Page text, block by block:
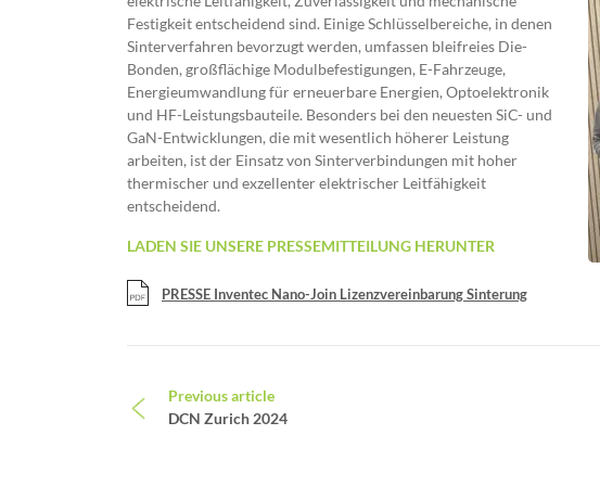
Festigkeit entscheidend sind. Einige Schlüsselbereiche, in denen
Sinterverfahren bevorzugt werden, umfassen bleifreies Die-
Bonden, großflächige Modulbefestigungen, E-Fahrzeuge,
Energieumwandlung für erneuerbare Energien, Optoelektronik
und HF-Leistungsbauteile. Besonders bei den neuesten SiC- und
GaN-Entwicklungen, die mit wesentlich höherer Leistung
arbeiten, ist der Einsatz von Sinterverbindungen mit hoher
thermischer und exzellenter elektrischer Leitfähigkeit
entscheidend.
LADEN SIE UNSERE PRESSEMITTEILUNG HERUNTER
PRESSE Inventec Nano-Join Lizenzvereinbarung Sinterung
Beitrags-Navigation
Previous article
DCN Zurich 2024